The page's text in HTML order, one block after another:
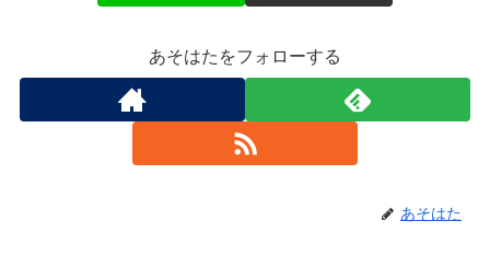
あそはたをフォローする
あそはた